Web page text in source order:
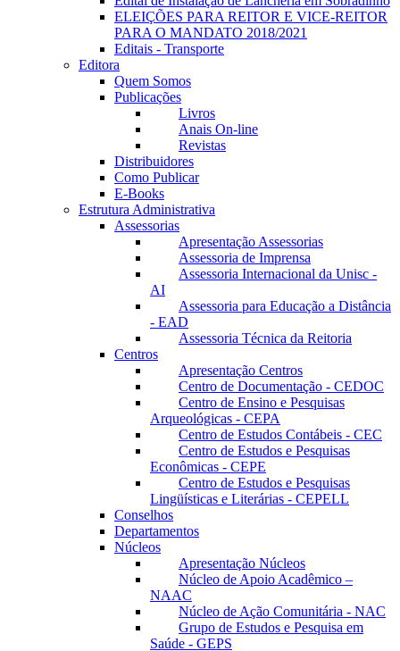
ELEIÇÕES PARA REITOR E VICE-REITOR
PARA O MANDATO 2018/2021
Editais - Transporte
Editora
Quem Somos
Publicações
Livros
Anais On-line
Revistas
Distribuidores
Como Publicar
E-Books
Estrutura Administrativa
Assessorias
Apresentação Assessorias
Assessoria de Imprensa
Assessoria Internacional da Unisc -
AI
Assessoria para Educação a Distância
- EAD
Assessoria Técnica da Reitoria
Centros
Apresentação Centros
Centro de Documentação - CEDOC
Centro de Ensino e Pesquisas
Arqueológicas - CEPA
Centro de Estudos Contábeis - CEC
Centro de Estudos e Pesquisas
Econômicas - CEPE
Centro de Estudos e Pesquisas
Lingüísticas e Literárias - CEPELL
Conselhos
Departamentos
Núcleos
Apresentação Núcleos
Núcleo de Apoio Acadêmico –
NAAC
Núcleo de Ação Comunitária - NAC
Grupo de Estudos e Pesquisa em
Saúde - GEPS